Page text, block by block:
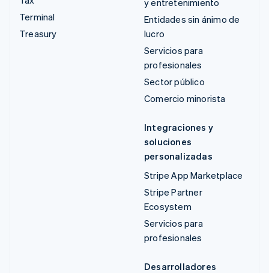
Terminal
Treasury
Entidades sin ánimo de
lucro
Servicios para
profesionales
Sector público
Comercio minorista
Integraciones y
soluciones
personalizadas
Stripe App Marketplace
Stripe Partner
Ecosystem
Servicios para
profesionales
Desarrolladores